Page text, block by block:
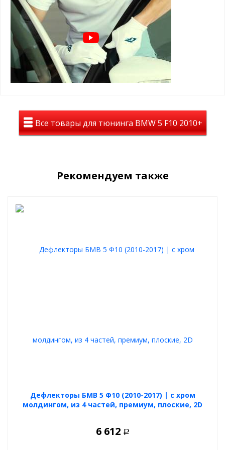
Цвет дефлекторов — темно-дымчатый, тонированный
На авто дефлекторы смотрятся полностью темными, но при
этом из салона автомобиля все отлично просматривается.
Материал: лёгкое и высококачественное оргстекло
Дефлекторы уберегут Вас от слепящего солнца, помогут в
Все товары для тюнинга BMW 5 F10 2010+
Рекомендуем также
Дефлекторы БМВ 5 Ф10 (2010-2017) | с хром
молдингом, из 4 частей, премиум, плоские, 2D
6 612 Р